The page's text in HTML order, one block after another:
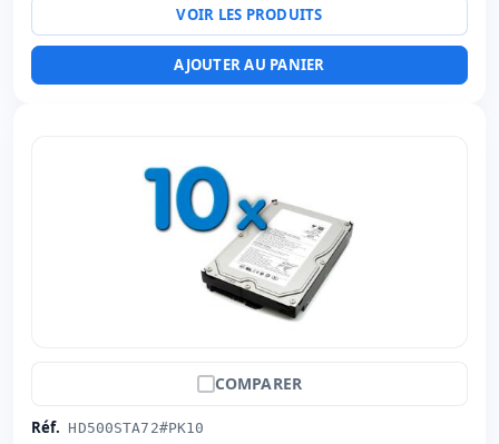
VOIR LES PRODUITS
AJOUTER AU PANIER
COMPARER
Réf. HD500STA72#PK10